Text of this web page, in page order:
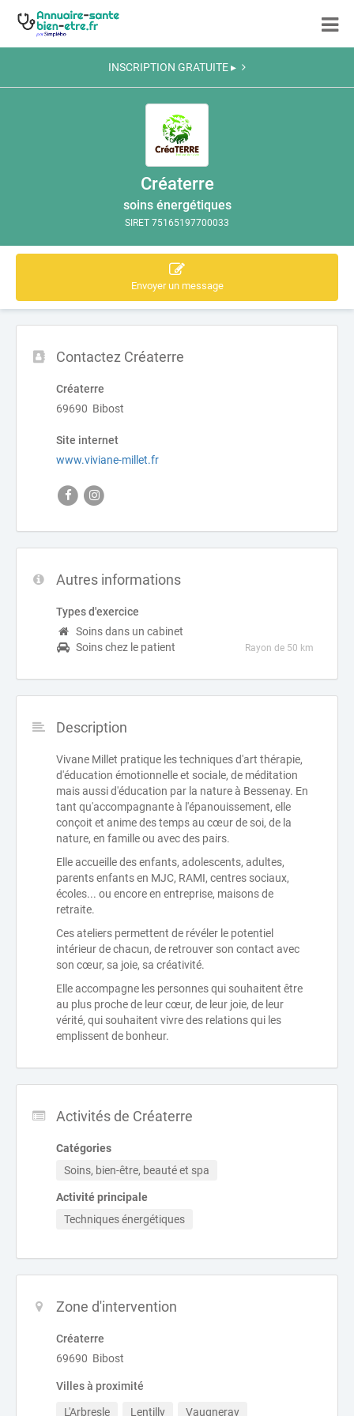
INSCRIPTION GRATUITE ▸
Créaterre
soins énergétiques
SIRET 75165197700033
Envoyer un message
Contactez Créaterre
Créaterre
69690 Bibost
Site internet
www.viviane-millet.fr
Autres informations
Types d'exercice
Soins dans un cabinet
Soins chez le patient
Rayon de 50 km
Description
Vivane Millet pratique les techniques d'art thérapie,
d'éducation émotionnelle et sociale, de méditation
mais aussi d'éducation par la nature à Bessenay. En
tant qu'accompagnante à l'épanouissement, elle
conçoit et anime des temps au cœur de soi, de la
nature, en famille ou avec des pairs.
Elle accueille des enfants, adolescents, adultes,
parents enfants en MJC, RAMI, centres sociaux,
écoles... ou encore en entreprise, maisons de
retraite.
Ces ateliers permettent de révéler le potentiel
intérieur de chacun, de retrouver son contact avec
son cœur, sa joie, sa créativité.
Elle accompagne les personnes qui souhaitent être
au plus proche de leur cœur, de leur joie, de leur
vérité, qui souhaitent vivre des relations qui les
emplissent de bonheur.
Activités de Créaterre
Catégories
Soins, bien-être, beauté et spa
Activité principale
Techniques énergétiques
Zone d'intervention
Créaterre
69690 Bibost
Villes à proximité
L'Arbresle Lentilly Vaugneray